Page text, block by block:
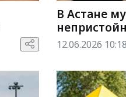
В Астане
12.06.2026 10:18